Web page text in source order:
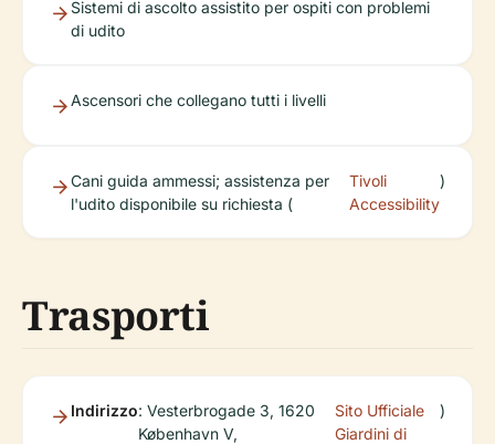
Sistemi di ascolto assistito per ospiti con problemi
di udito
Ascensori che collegano tutti i livelli
Cani guida ammessi; assistenza per
l'udito disponibile su richiesta (
Tivoli
Accessibility
)
Trasporti
Indirizzo: Vesterbrogade 3, 1620
København V,
Sito Ufficiale
Giardini di
)